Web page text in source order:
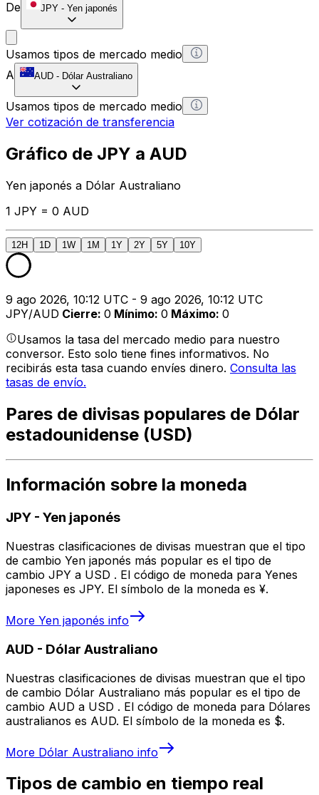
De
JPY - Yen japonés
Usamos tipos de mercado medio
A
AUD - Dólar Australiano
Usamos tipos de mercado medio
Ver cotización de transferencia
Gráfico de JPY a AUD
Yen japonés a Dólar Australiano
1 JPY = 0 AUD
12H 1D 1W 1M 1Y 2Y 5Y 10Y
9 ago 2026, 10:12 UTC - 9 ago 2026, 10:12 UTC
JPY/AUD Cierre: 0 Mínimo: 0 Máximo: 0
Usamos la tasa del mercado medio para nuestro
conversor. Esto solo tiene fines informativos. No
recibirás esta tasa cuando envíes dinero. Consulta las
tasas de envío.
Pares de divisas populares de Dólar
estadounidense (USD)
Información sobre la moneda
JPY - Yen japonés
Nuestras clasificaciones de divisas muestran que el tipo
de cambio Yen japonés más popular es el tipo de
cambio JPY a USD . El código de moneda para Yenes
japoneses es JPY. El símbolo de la moneda es ¥.
More Yen japonés info
AUD - Dólar Australiano
Nuestras clasificaciones de divisas muestran que el tipo
de cambio Dólar Australiano más popular es el tipo de
cambio AUD a USD . El código de moneda para Dólares
australianos es AUD. El símbolo de la moneda es $.
More Dólar Australiano info
Tipos de cambio en tiempo real